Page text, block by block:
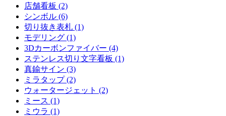
店舗看板 (2)
シンボル (6)
切り抜き表札 (1)
モデリング (1)
3Dカーボンファイバー (4)
ステンレス切り文字看板 (1)
真鍮サイン (3)
ミラタップ (2)
ウォータージェット (2)
ミース (1)
ミウラ (1)